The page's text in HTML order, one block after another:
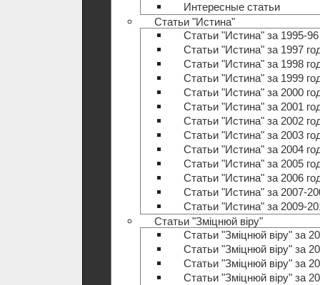
Интересные статьи
Статьи "Истина"
Статьи "Истина" за 1995-
Статьи "Истина" за 1997
Статьи "Истина" за 1998
Статьи "Истина" за 1999
Статьи "Истина" за 2000
Статьи "Истина" за 2001
Статьи "Истина" за 2002
Статьи "Истина" за 2003
Статьи "Истина" за 2004
Статьи "Истина" за 2005
Статьи "Истина" за 2006
Статьи "Истина" за 2007-
Статьи "Истина" за 2009-
Статьи "Зміцнюй віру"
Статьи "Зміцнюй віру" за
Статьи "Зміцнюй віру" за
Статьи "Зміцнюй віру" за
Статьи "Зміцнюй віру" за